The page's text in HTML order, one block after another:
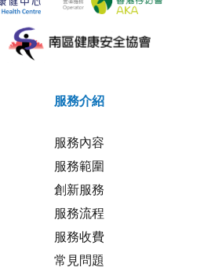
服務介紹
服務內容
服務範圍
創新服務
服務流程
服務收費
常見問題